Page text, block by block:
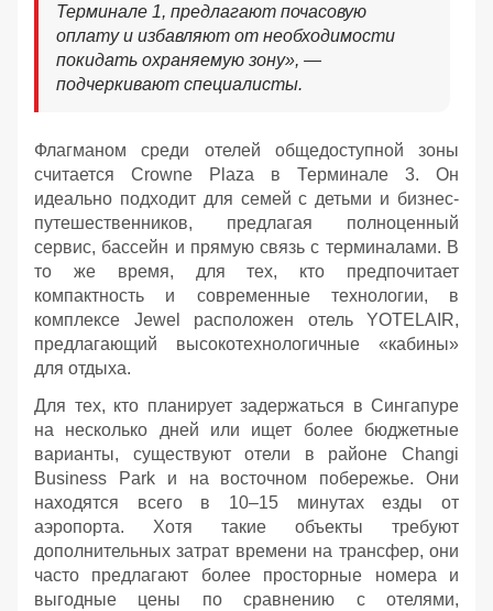
Терминале 1, предлагают почасовую
оплату и избавляют от необходимости
покидать охраняемую зону», —
подчеркивают специалисты.
Флагманом среди отелей общедоступной зоны
считается Crowne Plaza в Терминале 3. Он
идеально подходит для семей с детьми и бизнес-
путешественников, предлагая полноценный
сервис, бассейн и прямую связь с терминалами. В
то же время, для тех, кто предпочитает
компактность и современные технологии, в
комплексе Jewel расположен отель YOTELAIR,
предлагающий высокотехнологичные «кабины»
для отдыха.
Для тех, кто планирует задержаться в Сингапуре
на несколько дней или ищет более бюджетные
варианты, существуют отели в районе Changi
Business Park и на восточном побережье. Они
находятся всего в 10–15 минутах езды от
аэропорта. Хотя такие объекты требуют
дополнительных затрат времени на трансфер, они
часто предлагают более просторные номера и
выгодные цены по сравнению с отелями,